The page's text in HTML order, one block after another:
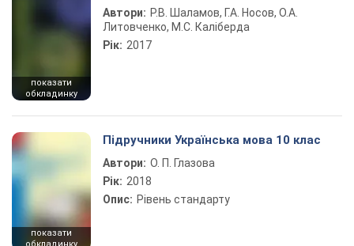
показати
обкладинку
Автори: Р.В. Шаламов, Г.А. Носов, О.А.
Литовченко, М.С. Каліберда
Рік: 2017
показати
Підручники Українська мова 10 клас
Автори: О. П. Глазова
Рік: 2018
Опис: Рівень стандарту